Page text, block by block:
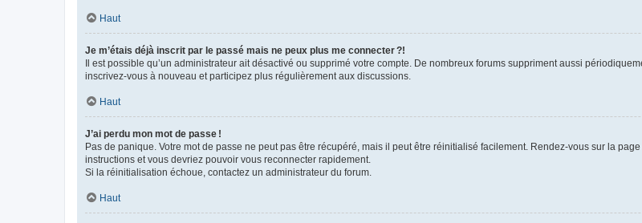
Haut
Je m’étais déjà inscrit par le passé mais ne peux plus me connecter ?!
Il est possible qu’un administrateur ait désactivé ou supprimé votre compte. De nombreux forums suppriment aussi
inscrivez-vous à nouveau et participez plus régulièrement aux discussions.
Haut
J’ai perdu mon mot de passe !
Pas de panique. Votre mot de passe ne peut pas être récupéré, mais il peut être réinitialisé facilement. Rendez-vous sur la
instructions et vous devriez pouvoir vous reconnecter rapidement.
Si la réinitialisation échoue, contactez un administrateur du forum.
Haut